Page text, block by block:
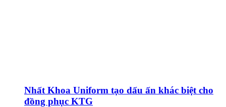
Nhất Khoa Uniform tạo dấu ấn khác biệt cho
đồng phục KTG